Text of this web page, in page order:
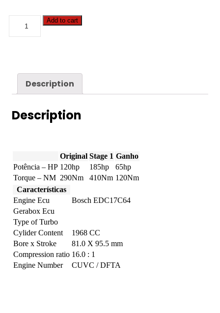
Q3
CR
120hp
Add to cart
Description
Description
Original Stage 1 Ganho
Potência – HP 120hp 185hp
65hp
Torque – NM 290Nm 410Nm 120Nm
Características
Engine Ecu
Bosch EDC17C64
Gerabox Ecu
Type of Turbo
Cylider Content
1968 CC
Bore x Stroke
81.0 X 95.5 mm
Compression ratio 16.0 : 1
Engine Number
CUVC / DFTA